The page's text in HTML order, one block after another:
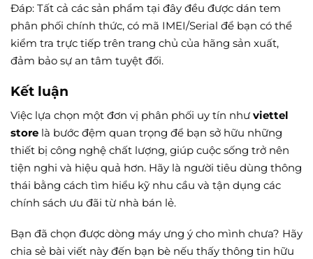
Đáp: Tất cả các sản phẩm tại đây đều được dán tem
phân phối chính thức, có mã IMEI/Serial để bạn có thể
kiểm tra trực tiếp trên trang chủ của hãng sản xuất,
đảm bảo sự an tâm tuyệt đối.
Kết luận
Việc lựa chọn một đơn vị phân phối uy tín như viettel
store là bước đệm quan trọng để bạn sở hữu những
thiết bị công nghệ chất lượng, giúp cuộc sống trở nên
tiện nghi và hiệu quả hơn. Hãy là người tiêu dùng thông
thái bằng cách tìm hiểu kỹ nhu cầu và tận dụng các
chính sách ưu đãi từ nhà bán lẻ.
Bạn đã chọn được dòng máy ưng ý cho mình chưa? Hãy
chia sẻ bài viết này đến bạn bè nếu thấy thông tin hữu